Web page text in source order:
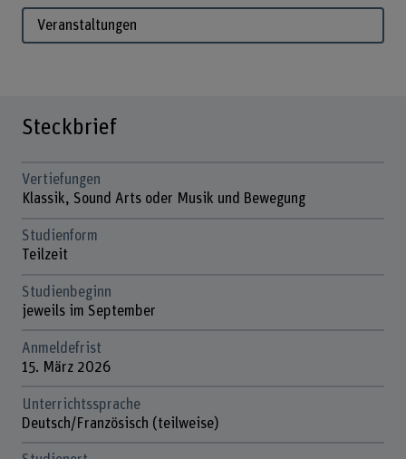
Veranstaltungen
Steckbrief
Vertiefungen
Klassik, Sound Arts oder Musik und Bewegung
Studienform
Teilzeit
Studienbeginn
jeweils im September
Anmeldefrist
15. März 2026
Unterrichtssprache
Deutsch/Französisch (teilweise)